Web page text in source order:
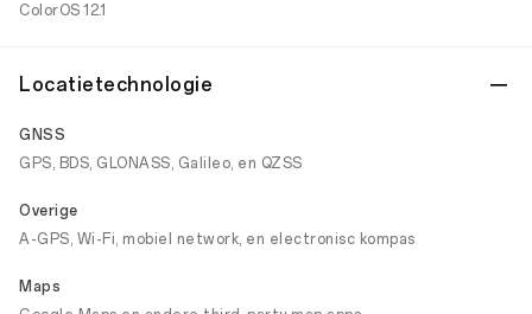
ColorOS 12.1
Locatietechnologie
GNSS
GPS, BDS, GLONASS, Galileo, en QZSS
Overige
A-GPS, Wi-Fi, mobiel network, en electronisc kompas
Maps